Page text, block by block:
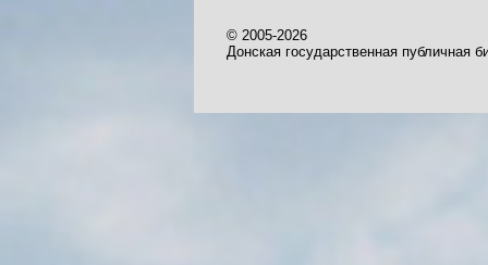
© 2005-2026
Донская государственная публичная